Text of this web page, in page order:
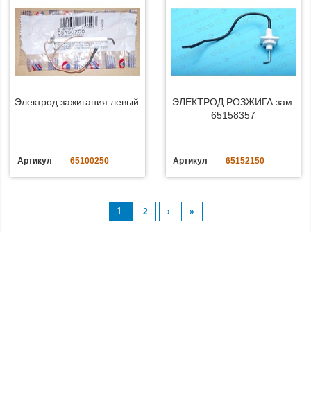
Электрод зажигания левый.
Артикул 65100250
ЭЛЕКТРОД РОЗЖИГА зам.
65158357
Артикул 65152150
1 2 › »